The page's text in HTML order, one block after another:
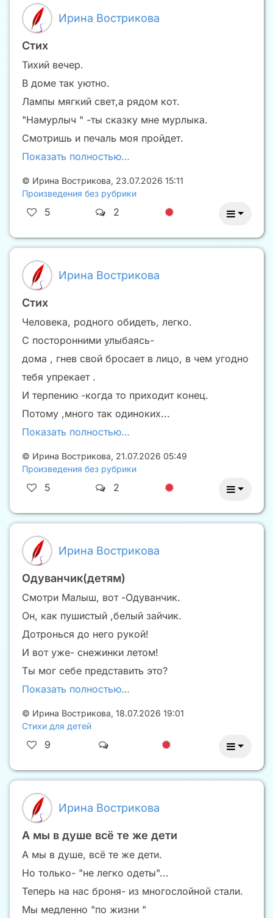
Ирина Вострикова
Стих
Тихий вечер.
В доме так уютно.
Лампы мягкий свет,а рядом кот.
"Намурлыч " -ты сказку мне мурлыка.
Смотришь и печаль моя пройдет.
Показать полностью…
© Ирина Вострикова, 23.07.2026 15:11
Произведения без рубрики
5 2
Ирина Вострикова
Стих
Человека, родного обидеть, легко.
С посторонними улыбаясь-
дома , гнев свой бросает в лицо, в чем угодно
тебя упрекает .
И терпению -когда то приходит конец.
Потому ,много так одиноких...
Показать полностью…
© Ирина Вострикова, 21.07.2026 05:49
Произведения без рубрики
5 2
Ирина Вострикова
Одуванчик(детям)
Смотри Малыш, вот -Одуванчик.
Он, как пушистый ,белый зайчик.
Дотронься до него рукой!
И вот уже- снежинки летом!
Ты мог себе представить это?
Показать полностью…
© Ирина Вострикова, 18.07.2026 19:01
Стихи для детей
9
Ирина Вострикова
А мы в душе всё те же дети
А мы в душе, всё те же дети.
Но только- "не легко одеты"...
Теперь на нас броня- из многослойной стали.
Мы медленно "по жизни "